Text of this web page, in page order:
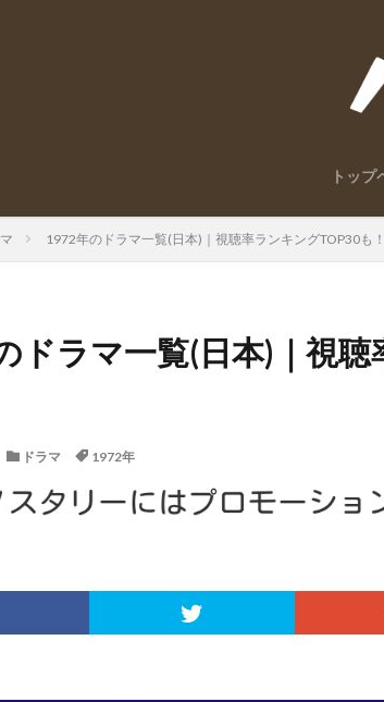
トップ
1972年のドラマ一覧(日本)｜視聴率ランキングTOP30も！
ドラマ一覧(日本)｜視
ドラマ 1972年